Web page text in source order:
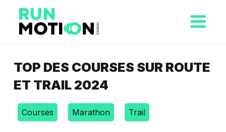
TOP DES COURSES SUR ROUTE
ET TRAIL 2024
Courses Marathon Trail